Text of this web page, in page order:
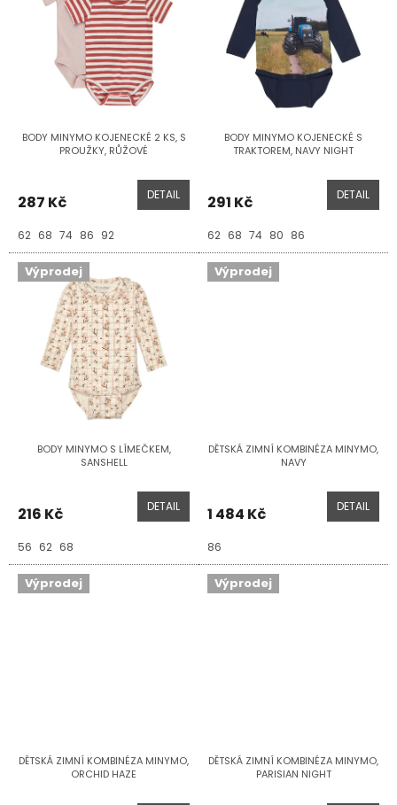
BODY MINYMO KOJENECKÉ 2 KS, S
PROUŽKY, RŮŽOVÉ
287 Kč DETAIL
62 68 74 86 92
BODY MINYMO KOJENECKÉ S
TRAKTOREM, NAVY NIGHT
291 Kč DETAIL
62 68 74 80 86
Výprodej
BODY MINYMO S LÍMEČKEM,
SANSHELL
216 Kč DETAIL
56 62 68
Výprodej
DĚTSKÁ ZIMNÍ KOMBINÉZA MINYMO,
NAVY
1 484 Kč DETAIL
86
Výprodej
DĚTSKÁ ZIMNÍ KOMBINÉZA MINYMO,
ORCHID HAZE
Výprodej
DĚTSKÁ ZIMNÍ KOMBINÉZA MINYMO,
PARISIAN NIGHT